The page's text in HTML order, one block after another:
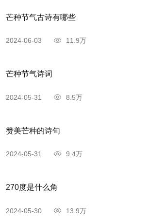
芒种节气古诗有哪些
2024-06-03 11.9万
芒种节气诗词
2024-05-31 8.5万
赞美芒种的诗句
2024-05-31 9.4万
270度是什么角
2024-05-30 13.9万